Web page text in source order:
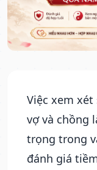
Việc xem
vợ và chồng
trọng trong
đánh giá